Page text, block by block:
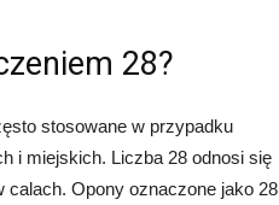
28?
stosowane w przypadku
i miejskich. Liczba 28 odnosi się
calach. Opony oznaczone jako 28